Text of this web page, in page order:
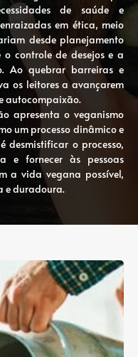
de saúde e
em ética, meio
desde planejamento
controle de desejos e a
Ao quebrar barreiras e
os leitores a avançarem
autocompaixão.
apresenta o veganismo
um processo dinâmico e
desmistificar o processo,
e fornecer às pessoas
a vida vegana possível,
e duradoura.